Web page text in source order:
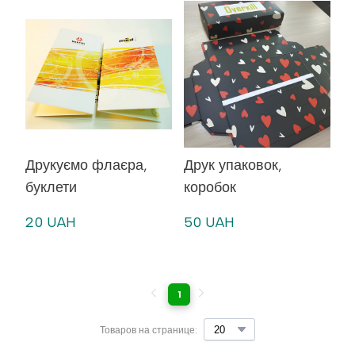
Друкуємо флаєра,
буклети
20 UAH
Друк упаковок,
коробок
50 UAH
Товаров на странице:
1